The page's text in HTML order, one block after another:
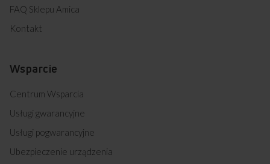
FAQ Sklepu Amica
Kontakt
Wsparcie
Centrum Wsparcia
Usługi gwarancyjne
Usługi pogwarancyjne
Ubezpieczenie urządzenia